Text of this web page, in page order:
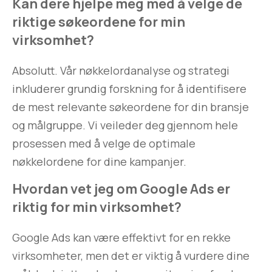
riktige søkeordene for min
virksomhet?
Absolutt. Vår nøkkelordanalyse og strategi
inkluderer grundig forskning for å identifisere
de mest relevante søkeordene for din bransje
og målgruppe. Vi veileder deg gjennom hele
prosessen med å velge de optimale
nøkkelordene for dine kampanjer.
Hvordan vet jeg om Google Ads er
riktig for min virksomhet?
Google Ads kan være effektivt for en rekke
virksomheter, men det er viktig å vurdere dine